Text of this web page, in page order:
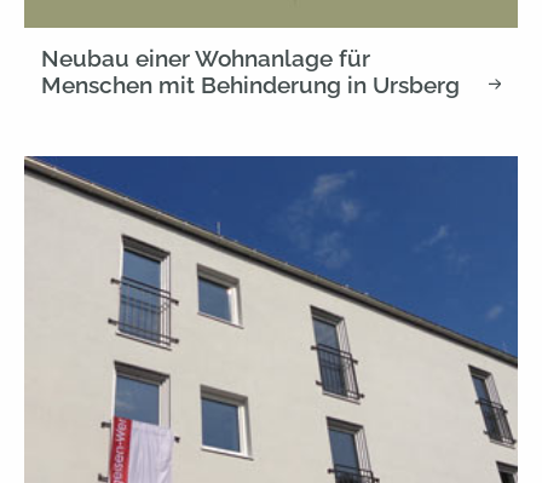
Neubau einer Wohnanlage für
Menschen mit Behinderung in Ursberg